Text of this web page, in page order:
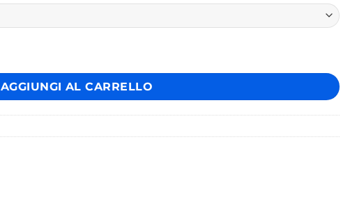
AGGIUNGI AL CARRELLO